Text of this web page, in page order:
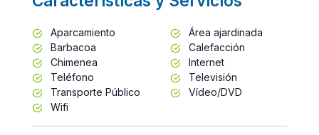
Aparcamiento
Área ajardinada
Barbacoa
Calefacción
Chimenea
Internet
Teléfono
Televisión
Transporte Público
Vídeo/DVD
Wifi